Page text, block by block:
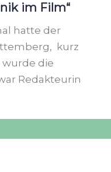
im Film“
hatte der
kurz
wurde die
Redakteurin